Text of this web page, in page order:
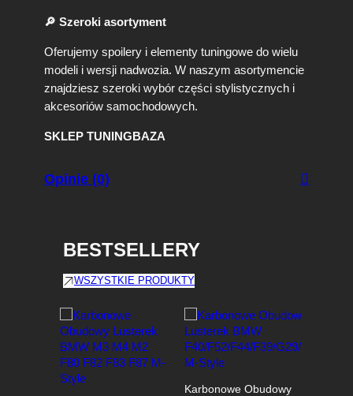
🔎 Szeroki asortyment
Oferujemy spoilery i elementy tuningowe do wielu
modeli i wersji nadwozia. W naszym asortymencie
znajdziesz szeroki wybór części stylistycznych i
akcesoriów samochodowych.
SKLEP TUNINGBAZA
Opinie (0)
BESTSELLERY
WSZYSTKIE PRODUKTY
Karbonowe Obudowy